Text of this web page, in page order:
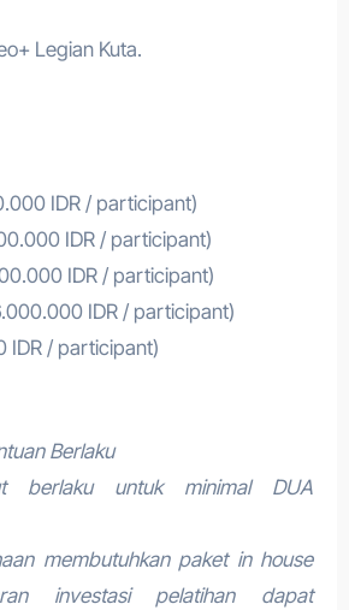
Legian Kuta.
IDR / participant)
IDR / participant)
IDR / participant)
IDR / participant)
IDR / participant)
Berlaku
berlaku untuk minimal DUA
membutuhkan paket in house
investasi pelatihan dapat